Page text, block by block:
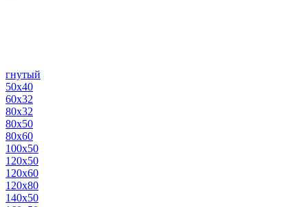
гнутый
50х40
60х32
80х32
80х50
80х60
100х50
120х50
120х60
120х80
140х50